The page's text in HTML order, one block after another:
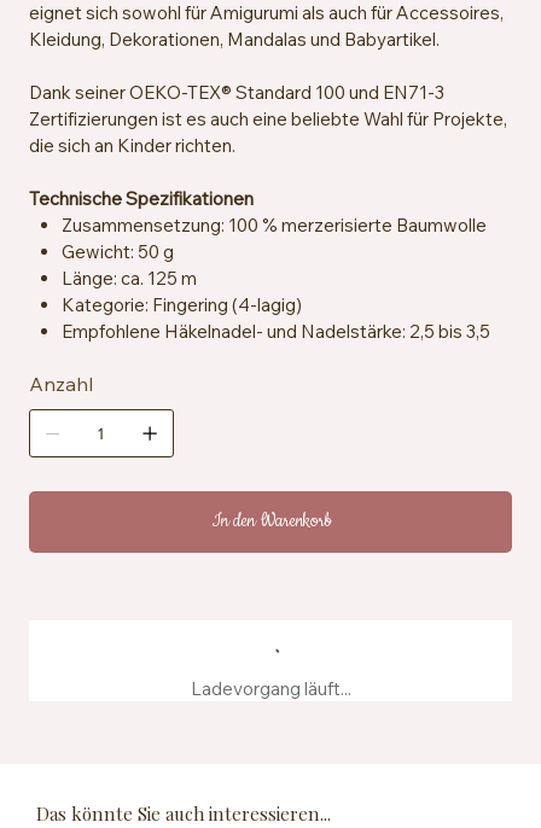
eignet sich sowohl für Amigurumi als auch für Accessoires,
Kleidung, Dekorationen, Mandalas und Babyartikel.
Dank seiner OEKO-TEX® Standard 100 und EN71-3
Zertifizierungen ist es auch eine beliebte Wahl für Projekte,
die sich an Kinder richten.
Technische Spezifikationen
Zusammensetzung: 100 % merzerisierte Baumwolle
Gewicht: 50 g
Länge: ca. 125 m
Kategorie: Fingering (4-lagig)
Empfohlene Häkelnadel- und Nadelstärke: 2,5 bis 3,5
Maschenprobe: ca. 26 Maschen x 36 Reihen = 10 x 10
cm mit 2,5 mm Nadeln
Zertifizierung: OEKO-TEX® Standard 100, EN71-3
Pflegehinweise: Maschinenwaschbar bei 40 °C
Herstellung: Hergestellt aus recyceltem
Anzahl
In den Warenkorb
Ladevorgang läuft...
Das könnte Sie auch interessieren...